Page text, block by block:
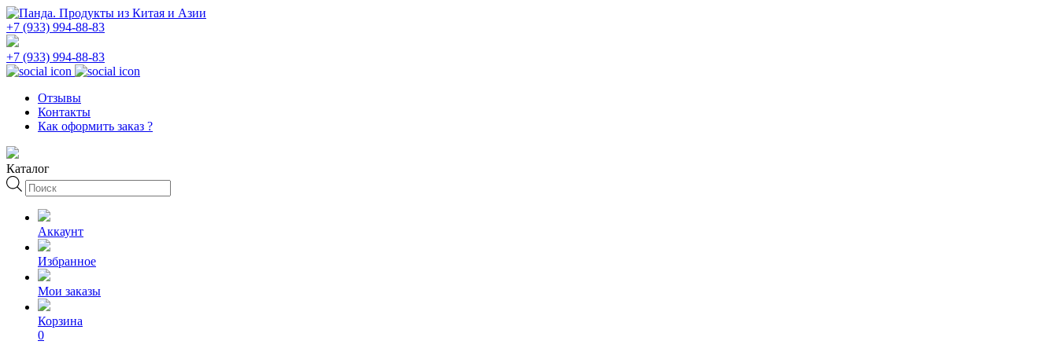
+7 (933) 994-88-83
+7 (933) 994-88-83
Отзывы
Контакты
Как оформить заказ ?
Каталог
Поиск
товаров
Аккаунт
Избранное
Мои заказы
Корзина
0